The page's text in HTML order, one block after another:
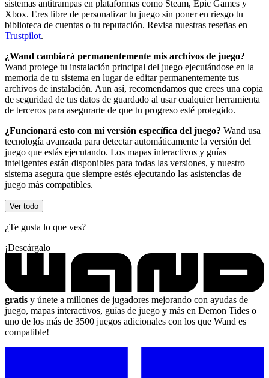
sistemas antitrampas en plataformas como Steam, Epic Games y
Xbox. Eres libre de personalizar tu juego sin poner en riesgo tu
biblioteca de cuentas o tu reputación. Revisa nuestras reseñas en
Trustpilot.
¿Wand cambiará permanentemente mis archivos de juego?
Wand protege tu instalación principal del juego ejecutándose en la
memoria de tu sistema en lugar de editar permanentemente tus
archivos de instalación. Aun así, recomendamos que crees una copia
de seguridad de tus datos de guardado al usar cualquier herramienta
de terceros para asegurarte de que tu progreso esté protegido.
¿Funcionará esto con mi versión específica del juego? Wand usa
tecnología avanzada para detectar automáticamente la versión del
juego que estás ejecutando. Los mapas interactivos y guías
inteligentes están disponibles para todas las versiones, y nuestro
sistema asegura que siempre estés ejecutando las asistencias de
juego más compatibles.
Ver todo
¿Te gusta lo que ves?
¡Descárgalo
gratis y únete a millones de jugadores mejorando con ayudas de
juego, mapas interactivos, guías de juego y más en Demon Tides o
uno de los más de 3500 juegos adicionales con los que Wand es
compatible!